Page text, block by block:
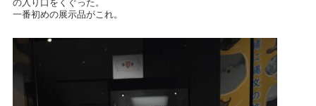
の入り口をくぐった。
一番初めの展示品がこれ。